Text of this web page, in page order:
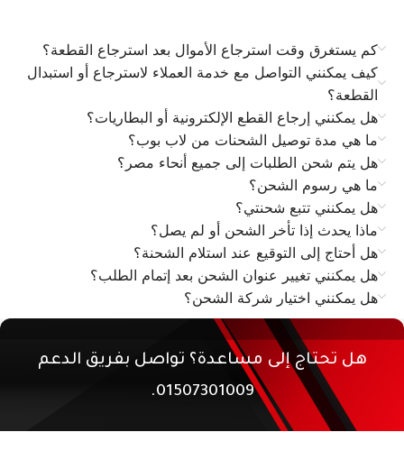
كم يستغرق وقت استرجاع الأموال بعد استرجاع القطعة؟
كيف يمكنني التواصل مع خدمة العملاء لاسترجاع أو استبدال
القطعة؟
هل يمكنني إرجاع القطع الإلكترونية أو البطاريات؟
ما هي مدة توصيل الشحنات من لاب بوب؟
هل يتم شحن الطلبات إلى جميع أنحاء مصر؟
ما هي رسوم الشحن؟
هل يمكنني تتبع شحنتي؟
ماذا يحدث إذا تأخر الشحن أو لم يصل؟
هل أحتاج إلى التوقيع عند استلام الشحنة؟
هل يمكنني تغيير عنوان الشحن بعد إتمام الطلب؟
هل يمكنني اختيار شركة الشحن؟
هل تحتاج إلى مساعدة؟ تواصل بفريق الدعم
01507301009.